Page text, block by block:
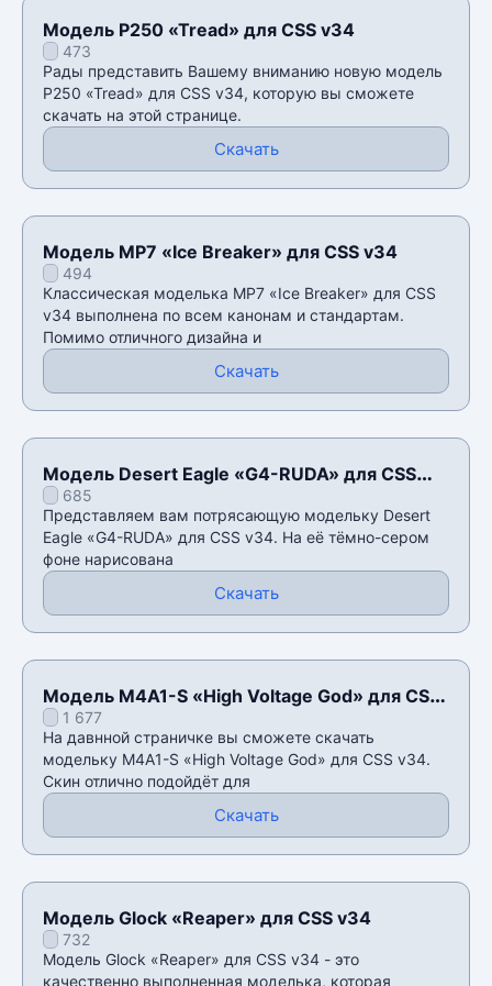
Модель P250 «Tread» для CSS v34
473
Рады представить Вашему вниманию новую модель
P250 «Tread» для CSS v34, которую вы сможете
скачать на этой странице.
Скачать
Модель MP7 «Ice Breaker» для CSS v34
494
Классическая моделька MP7 «Ice Breaker» для CSS
v34 выполнена по всем канонам и стандартам.
Помимо отличного дизайна и
Скачать
Модель Desert Eagle «G4-RUDA» для CSS
v34685
Представляем вам потрясающую модельку Desert
Eagle «G4-RUDA» для CSS v34. На её тёмно-сером
фоне нарисована
Скачать
Модель M4A1-S «High Voltage God» для CSS
v341 677
На давнной страничке вы сможете скачать
модельку M4A1-S «High Voltage God» для CSS v34.
Скин отлично подойдёт для
Скачать
Модель Glock «Reaper» для CSS v34
732
Модель Glock «Reaper» для CSS v34 - это
качественно выполненная моделька, которая